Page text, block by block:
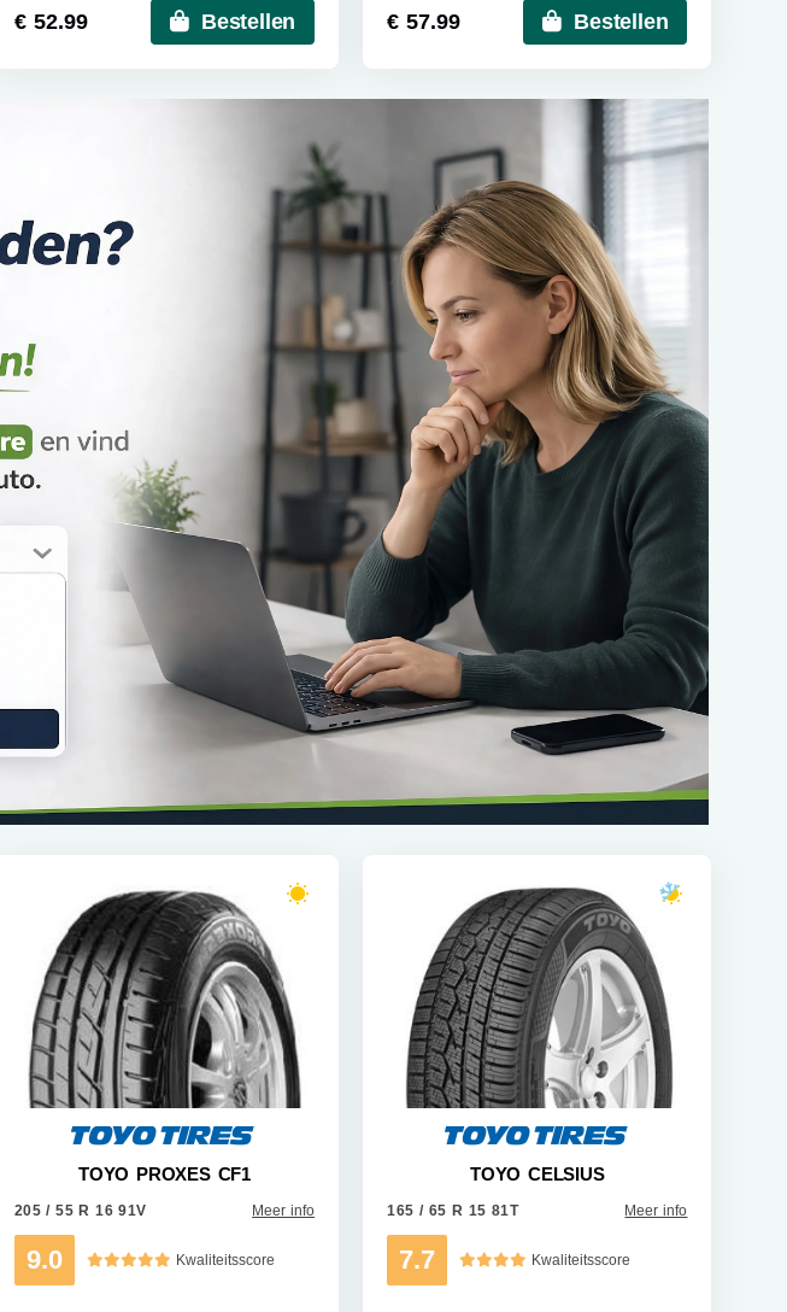
€ 52.99 Bestellen € 57.99 Bestellen
TOYO PROXES CF1
205 / 55 R 16 91V Meer info
9.0 Kwaliteitsscore
TOYO CELSIUS
165 / 65 R 15 81T Meer info
7.7 Kwaliteitsscore